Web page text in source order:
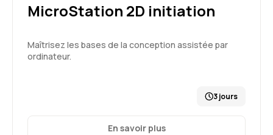
MicroStation 2D initiation
Maîtrisez les bases de la conception assistée par
ordinateur.
3 jours
En savoir plus